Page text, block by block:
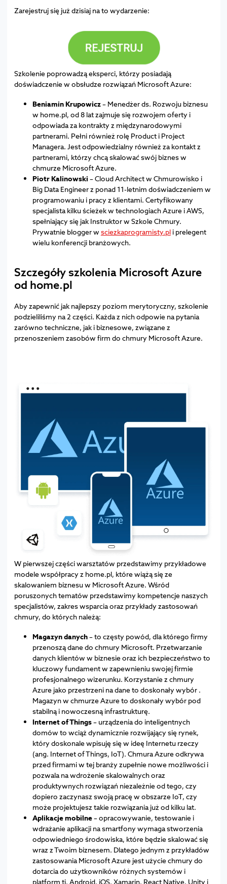
Zarejestruj się już dzisiaj na to wydarzenie:
Szkolenie poprowadzą eksperci, którzy posiadają
doświadczenie w obsłudze rozwiązań Microsoft Azure:
Beniamin Krupowicz– Menedżer ds. Rozwoju biznesu
w home.pl, od 8 lat zajmuje się rozwojem oferty i
odpowiada za kontrakty z międzynarodowymi
partnerami. Pełni również rolę Product i Project
Managera. Jest odpowiedzialny również za kontakt z
partnerami, którzy chcą skalować swój biznes w
chmurze Microsoft Azure.
Piotr Kalinowski – Cloud Architect w Chmurowisko i
Big Data Engineer z ponad 11-letnim doświadczeniem w
programowaniu i pracy z klientami. Certyfikowany
specjalista kilku ścieżek w technologiach Azure i AWS,
spełniający się jak Instruktor w Szkole Chmury.
Prywatnie blogger w sciezkaprogramisty.pli prelegent
wielu konferencji branżowych.
Szczegóły szkolenia Microsoft Azure
od home.pl
Aby zapewnić jak najlepszy poziom merytoryczny, szkolenie
podzieliliśmy na 2 części. Każda z nich odpowie na pytania
zarówno techniczne, jak i biznesowe, związane z
przenoszeniem zasobów firm do chmury Microsoft Azure.
W pierwszej części warsztatów przedstawimy przykładowe
modele współpracy z home.pl, które wiążą się ze
skalowaniem biznesu w Microsoft Azure. Wśród
poruszonych tematów przedstawimy kompetencje naszych
specjalistów, zakres wsparcia oraz przykłady zastosowań
chmury, do których należą:
Magazyn danych– to częsty powód, dla którego firmy
przenoszą dane do chmury Microsoft. Przetwarzanie
danych klientów w biznesie oraz ich bezpieczeństwo to
kluczowy fundament w zapewnieniu swojej firmie
profesjonalnego wizerunku. Korzystanie z chmury
Azure jako przestrzeni na dane to doskonały wybór .
Magazyn w chmurze Azure to doskonały wybór pod
stabilną i nowoczesną infrastrukturę.
Internet of Things– urządzenia do inteligentnych
domów to wciąż dynamicznie rozwijający się rynek,
który doskonale wpisuję się w ideę Internetu rzeczy
(ang. Internet of Things, IoT). Chmura Azure odkrywa
przed firmami w tej branży zupełnie nowe możliwości i
pozwala na wdrożenie skalowalnych oraz
produktywnych rozwiązań niezależnie od tego, czy
dopiero zaczynasz swoją pracę w obszarze IoT, czy
może projektujesz takie rozwiązania już od kilku lat.
Aplikacje mobilne– opracowywanie, testowanie i
wdrażanie aplikacji na smartfony wymaga stworzenia
odpowiedniego środowiska, które będzie skalować się
wraz z Twoim biznesem. Dlatego jednym z przykładów
zastosowania Microsoft Azure jest użycie chmury do
dotarcia do użytkowników różnych systemów i
platform tj. Android, iOS, Xamarin, React Native, Unity i